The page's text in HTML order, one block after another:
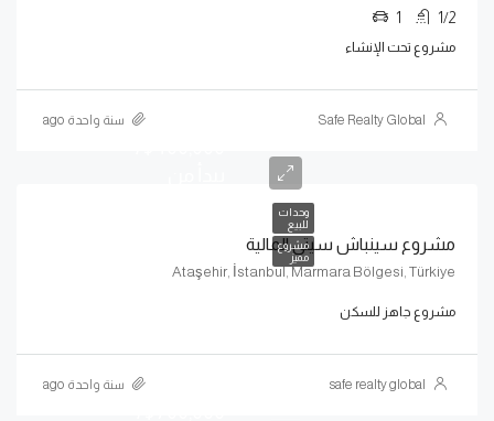
1/2
1
مشروع تحت الإنشاء
Safe Realty Global سنة واحدة ago
وحدات
للبيع
مشروع
مميز
مشروع سينباش سيتي المالية
Ataşehir, İstanbul, Marmara Bölgesi, Türkiye
مشروع جاهز للسكن
safe realty global سنة واحدة ago